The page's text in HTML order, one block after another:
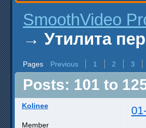
SmoothVideo
→ Утилита
Pages Previous 1 2 3
Posts: 101 to
Kolinee
Member